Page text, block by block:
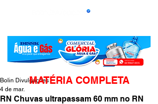
RN Chuvas ultrapassam 60 mm no RN
Bolin Divulgações
4 de mar.
MATÉRIA COMPLETA